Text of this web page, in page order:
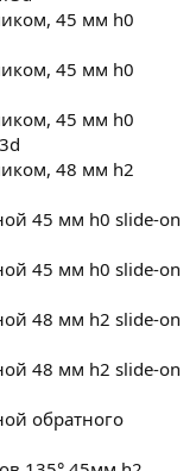
45 мм h0
45 мм h0
45 мм h0
48 мм h2
45 мм h0 slide-on
45 мм h0 slide-on
48 мм h2 slide-on
48 мм h2 slide-on
обратного